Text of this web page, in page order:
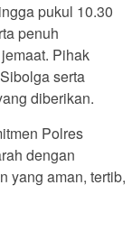
pukul 10.30
penuh
Pihak
serta
diberikan.
Polres
dengan
yang aman, tertib,